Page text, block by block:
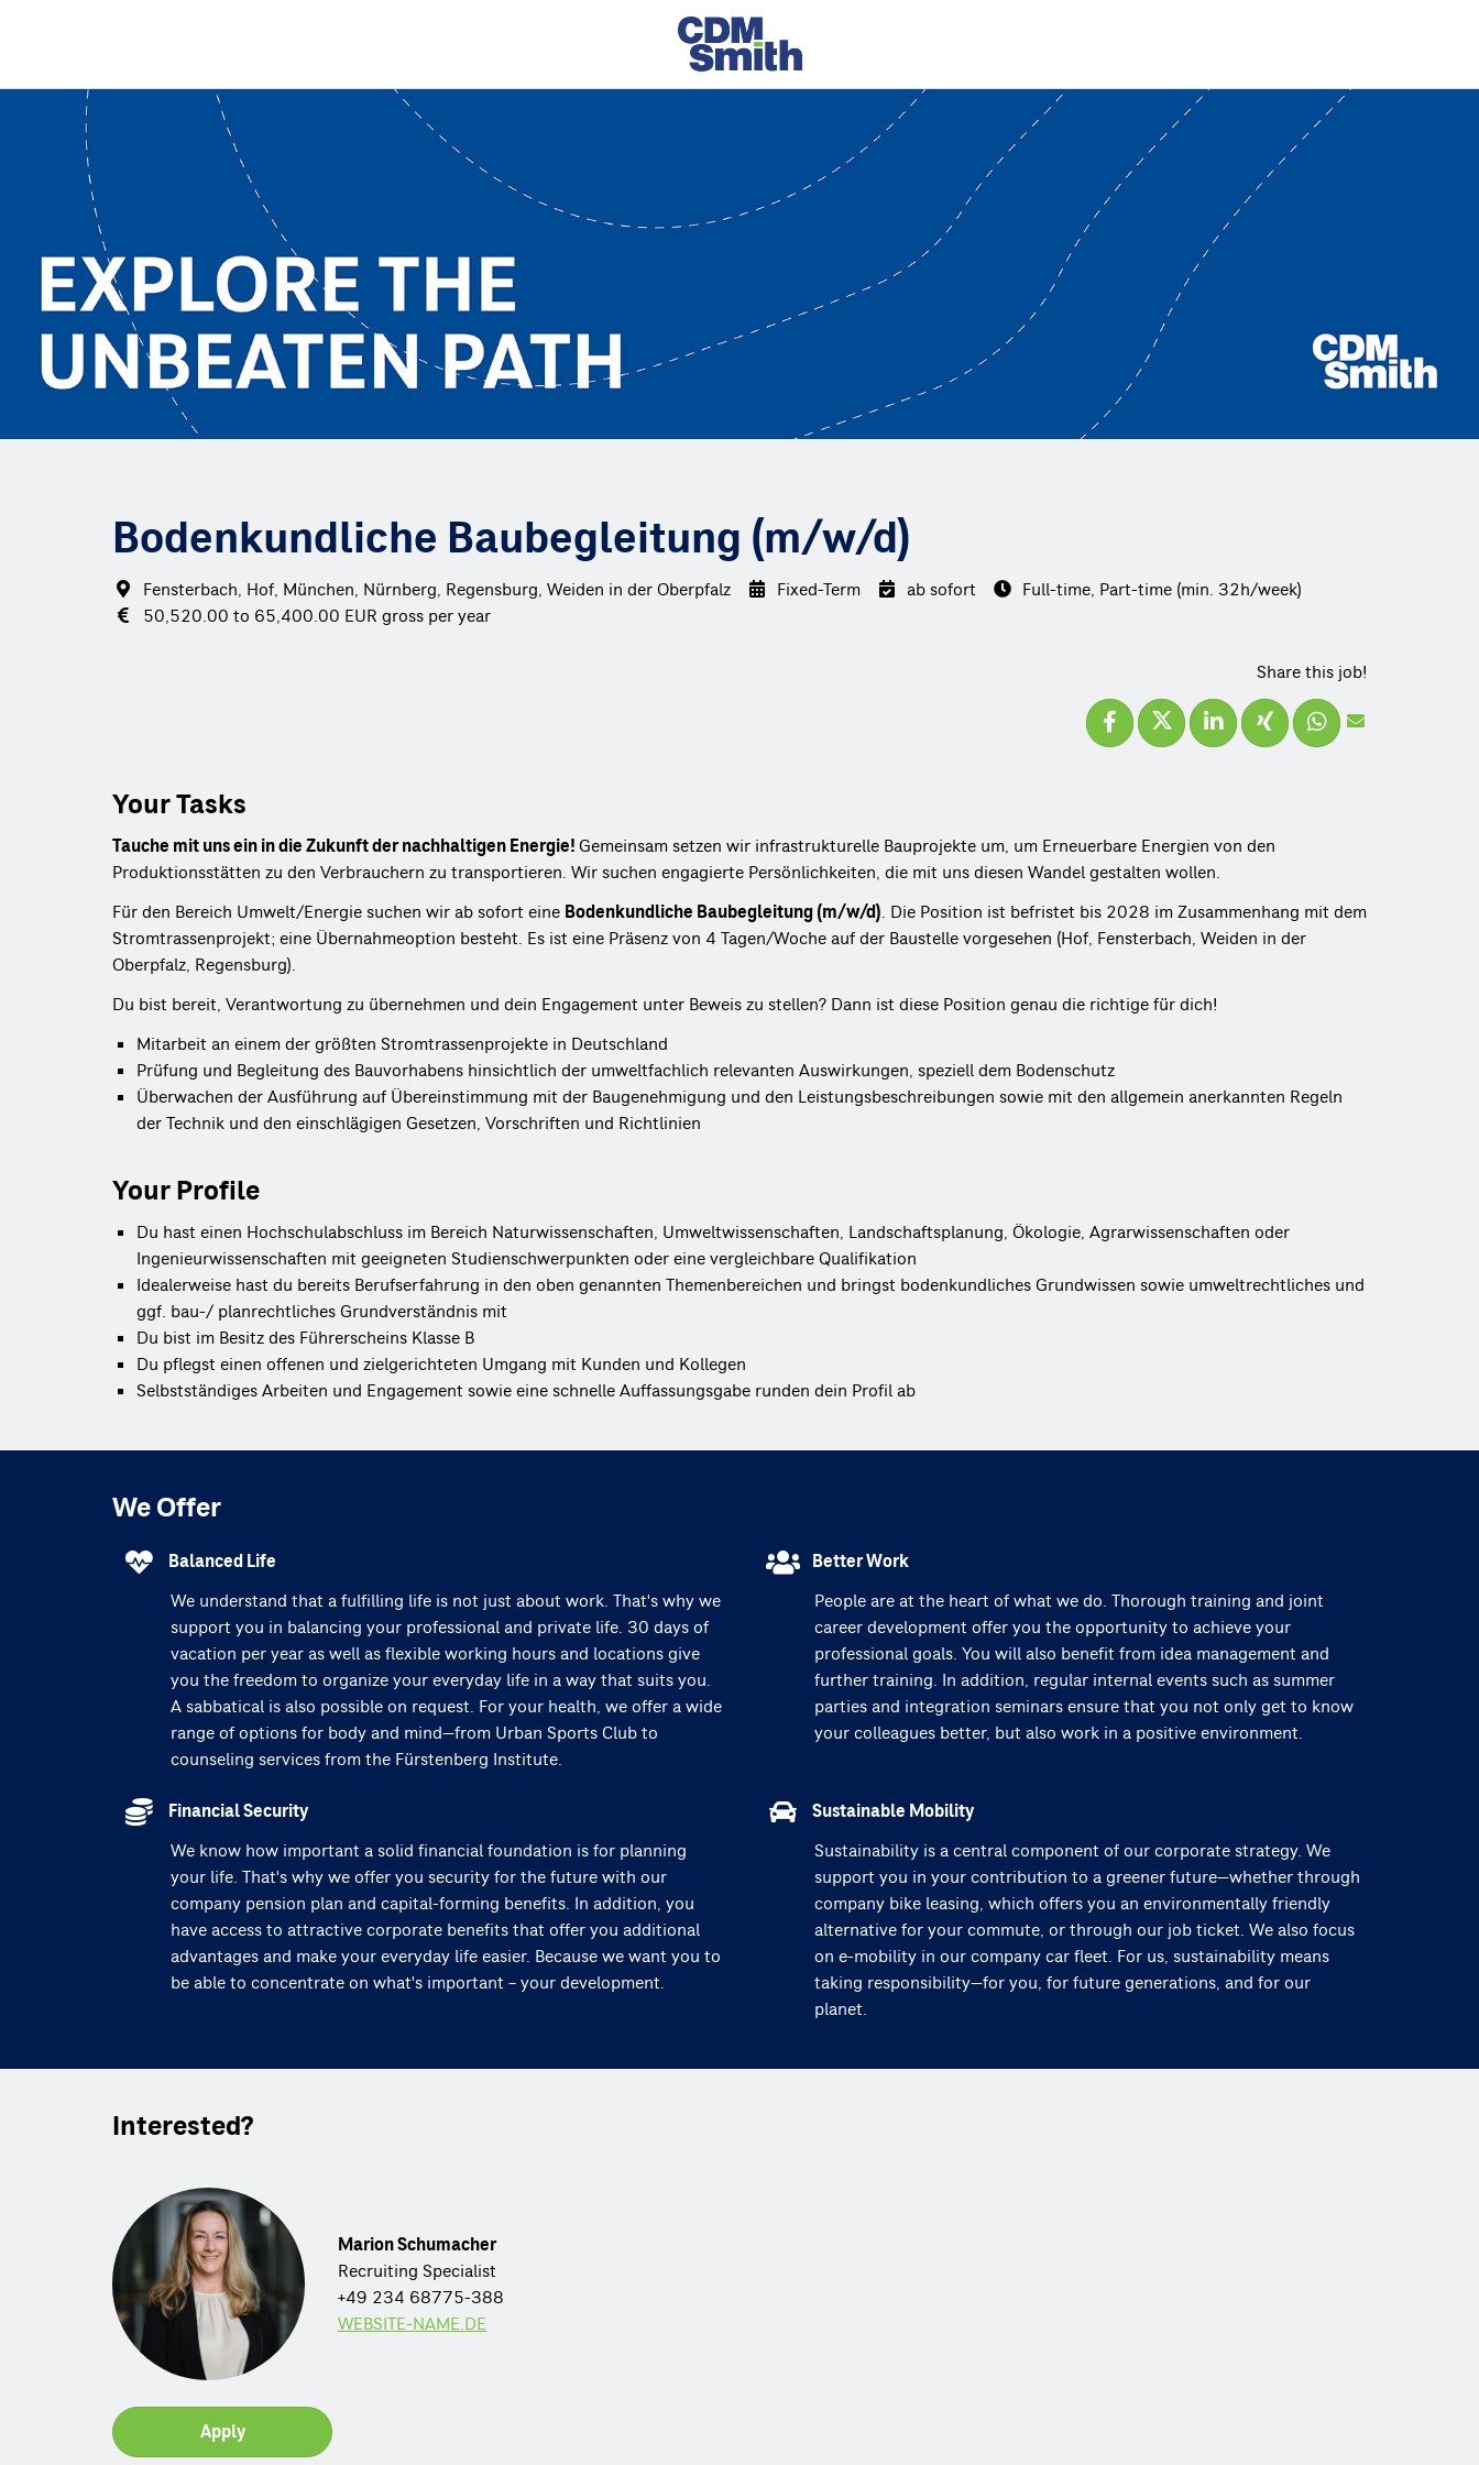
Bodenkundliche Baubegleitung (m/w/d)
Fensterbach, Hof, München, Nürnberg, Regensburg, Weiden in der Oberpfalz Fixed-Term ab sofort
Full-time, Part-time (min. 32h/week)
50,520.00 to 65,400.00 EUR gross per year
Share this job!
Your Tasks
Tauche mit uns ein in die Zukunft der nachhaltigen Energie!Gemeinsam setzen wir infrastrukturelle Bauprojekte um, um Erneuerbare Energien von den
Produktionsstätten zu den Verbrauchern zu transportieren. Wir suchen engagierte Persönlichkeiten, die mit uns diesen Wandel gestalten wollen.
Für den Bereich Umwelt/Energie suchen wir ab sofort eine Bodenkundliche Baubegleitung (m/w/d). Die Position ist befristet bis 2028 im Zusammenhang mit dem
Stromtrassenprojekt; eine Übernahmeoption besteht. Es ist eine Präsenz von 4 Tagen/Woche auf der Baustelle vorgesehen (Hof, Fensterbach, Weiden in der
Oberpfalz, Regensburg).
Du bist bereit, Verantwortung zu übernehmen und dein Engagement unter Beweis zu stellen? Dann ist diese Position genau die richtige für dich!
Mitarbeit an einem der größten Stromtrassenprojekte in Deutschland
Prüfung und Begleitung des Bauvorhabens hinsichtlich der umweltfachlich relevanten Auswirkungen, speziell dem Bodenschutz
Überwachen der Ausführung auf Übereinstimmung mit der Baugenehmigung und den Leistungsbeschreibungen sowie mit den allgemein anerkannten Regeln
der Technik und den einschlägigen Gesetzen, Vorschriften und Richtlinien
Your Profile
Du hast einen Hochschulabschluss im Bereich Naturwissenschaften, Umweltwissenschaften, Landschaftsplanung, Ökologie, Agrarwissenschaften oder
Ingenieurwissenschaften mit geeigneten Studienschwerpunkten oder eine vergleichbare Qualifikation
Idealerweise hast du bereits Berufserfahrung in den oben genannten Themenbereichen und bringst bodenkundliches Grundwissen sowie umweltrechtliches und
ggf. bau-/ planrechtliches Grundverständnis mit
Du bist im Besitz des Führerscheins Klasse B
Du pflegst einen offenen und zielgerichteten Umgang mit Kunden und Kollegen
Selbstständiges Arbeiten und Engagement sowie eine schnelle Auffassungsgabe runden dein Profil ab
We Offer
Balanced Life
We understand that a fulfilling life is not just about work. That's why we
support you in balancing your professional and private life. 30 days of
vacation per year as well as flexible working hours and locations give
you the freedom to organize your everyday life in a way that suits you.
A sabbatical is also possible on request. For your health, we offer a wide
range of options for body and mind—from Urban Sports Club to
counseling services from the Fürstenberg Institute.
Better Work
People are at the heart of what we do. Thorough training and joint
career development offer you the opportunity to achieve your
professional goals. You will also benefit from idea management and
further training. In addition, regular internal events such as summer
parties and integration seminars ensure that you not only get to know
your colleagues better, but also work in a positive environment.
Financial Security
We know how important a solid financial foundation is for planning
your life. That's why we offer you security for the future with our
company pension plan and capital-forming benefits. In addition, you
have access to attractive corporate benefits that offer you additional
advantages and make your everyday life easier. Because we want you to
be able to concentrate on what's important – your development.
Sustainable Mobility
Sustainability is a central component of our corporate strategy. We
support you in your contribution to a greener future—whether through
company bike leasing, which offers you an environmentally friendly
alternative for your commute, or through our job ticket. We also focus
on e-mobility in our company car fleet. For us, sustainability means
taking responsibility—for you, for future generations, and for our
planet.
Interested?
Marion Schumacher
Recruiting Specialist
+49 234 68775-388
WEBSITE-NAME.DE
Apply